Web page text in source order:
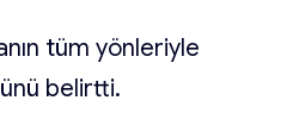
tüm yönleriyle
belirtti.